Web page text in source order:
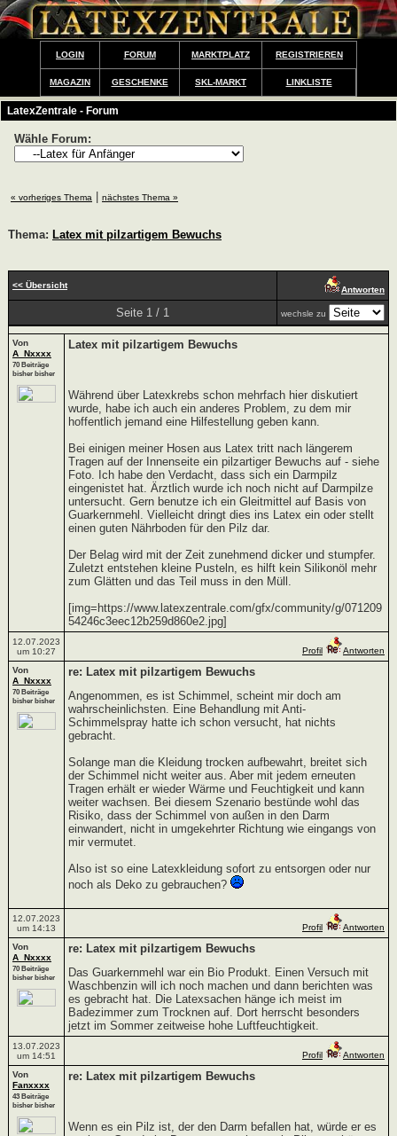
LOGIN FORUM MARKTPLATZ REGISTRIEREN
MAGAZIN GESCHENKE SKL-MARKT LINKLISTE
LatexZentrale - Forum
Wähle Forum:
« vorheriges Thema nächstes Thema »
Thema: Latex mit pilzartigem Bewuchs
<< Übersicht Antworten
Seite 1 / 1 wechsle zu
Von
A_Nxxxx
70 Beiträge
bisher bisher
Latex mit pilzartigem Bewuchs
Während über Latexkrebs schon mehrfach hier diskutiert
wurde, habe ich auch ein anderes Problem, zu dem mir
hoffentlich jemand eine Hilfestellung geben kann.
Bei einigen meiner Hosen aus Latex tritt nach längerem
Tragen auf der Innenseite ein pilzartiger Bewuchs auf - siehe
Foto. Ich habe den Verdacht, dass sich ein Darmpilz
eingenistet hat. Ärztlich wurde ich noch nicht auf Darmpilze
untersucht. Gern benutze ich ein Gleitmittel auf Basis von
Guarkernmehl. Vielleicht dringt dies ins Latex ein oder stellt
einen guten Nährboden für den Pilz dar.
Der Belag wird mit der Zeit zunehmend dicker und stumpfer.
Zuletzt entstehen kleine Pusteln, es hilft kein Silikonöl mehr
zum Glätten und das Teil muss in den Müll.
[img=https://www.latexzentrale.com/gfx/community/g/071209
54246c3eec12b259d860e2.jpg]
12.07.2023
um 10:27
Profil
Antworten
Von
A_Nxxxx
70 Beiträge
bisher bisher
re: Latex mit pilzartigem Bewuchs
Angenommen, es ist Schimmel, scheint mir doch am
wahrscheinlichsten. Eine Behandlung mit Anti-
Schimmelspray hatte ich schon versucht, hat nichts
gebracht.
Solange man die Kleidung trocken aufbewahrt, breitet sich
der Schimmel nicht weiter aus. Aber mit jedem erneuten
Tragen erhält er wieder Wärme und Feuchtigkeit und kann
weiter wachsen. Bei diesem Szenario bestünde wohl das
Risiko, dass der Schimmel von außen in den Darm
einwandert, nicht in umgekehrter Richtung wie eingangs von
mir vermutet.
Also ist so eine Latexkleidung sofort zu entsorgen oder nur
noch als Deko zu gebrauchen?
12.07.2023
um 14:13
Profil
Antworten
Von
A_Nxxxx
70 Beiträge
bisher bisher
re: Latex mit pilzartigem Bewuchs
Das Guarkernmehl war ein Bio Produkt. Einen Versuch mit
Waschbenzin will ich noch machen und dann berichten was
es gebracht hat. Die Latexsachen hänge ich meist im
Badezimmer zum Trocknen auf. Dort herrscht besonders
jetzt im Sommer zeitweise hohe Luftfeuchtigkeit.
13.07.2023
um 14:51
Profil
Antworten
Von
Fanxxxx
43 Beiträge
bisher bisher
re: Latex mit pilzartigem Bewuchs
Wenn es ein Pilz ist, der den Darm befallen hat, würde er es